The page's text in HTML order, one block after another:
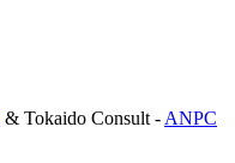
& Tokaido Consult - ANPC